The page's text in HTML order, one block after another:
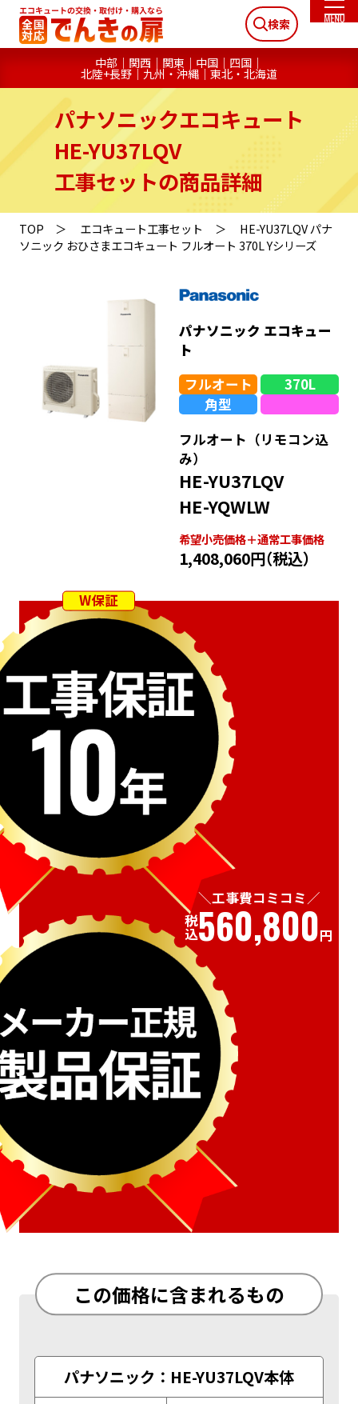
検索
中部 関西 関東 中国 四国
北陸+長野 九州・沖縄 東北・北海道
パナソニックエコキュート
HE-YU37LQV
工事セットの商品詳細
TOP エコキュート工事セット
HE-YU37LQV パナ
ソニック おひさまエコキュート フルオート 370L Yシリーズ
パナソニック エコキュー
ト
フルオート
370L
角型
フルオート（リモコン込
み）
HE-YU37LQV
HE-YQWLW
希望⼩売価格＋通常⼯事価格
1,408,060円（税込）
W保証
工事費コミコミ
税込560,800円
この価格に含まれるもの
パナソニック：HE-YU37LQV本体